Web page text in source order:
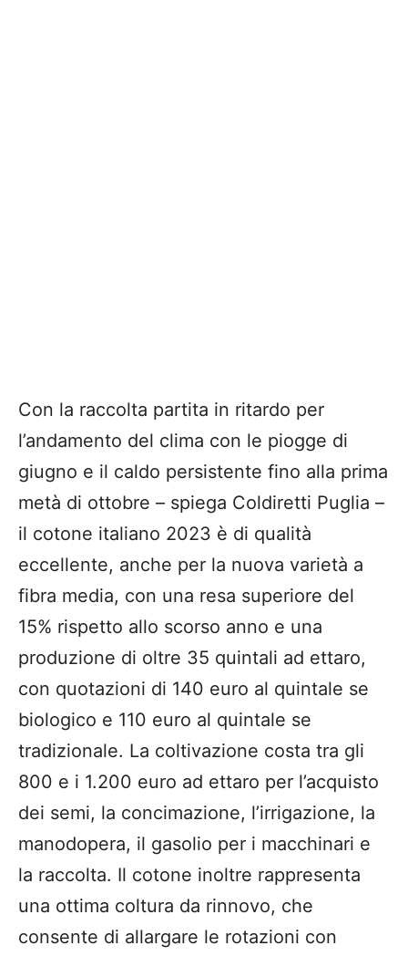
Con la raccolta partita in ritardo per
l’andamento del clima con le piogge di
giugno e il caldo persistente fino alla prima
metà di ottobre – spiega Coldiretti Puglia –
il cotone italiano 2023 è di qualità
eccellente, anche per la nuova varietà a
fibra media, con una resa superiore del
15% rispetto allo scorso anno e una
produzione di oltre 35 quintali ad ettaro,
con quotazioni di 140 euro al quintale se
biologico e 110 euro al quintale se
tradizionale. La coltivazione costa tra gli
800 e i 1.200 euro ad ettaro per l’acquisto
dei semi, la concimazione, l’irrigazione, la
manodopera, il gasolio per i macchinari e
la raccolta. Il cotone inoltre rappresenta
una ottima coltura da rinnovo, che
consente di allargare le rotazioni con